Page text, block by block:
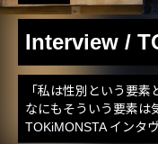
Interview /
「私は性別という要
なにもそういう要素は
TOKiMONSTA インタ